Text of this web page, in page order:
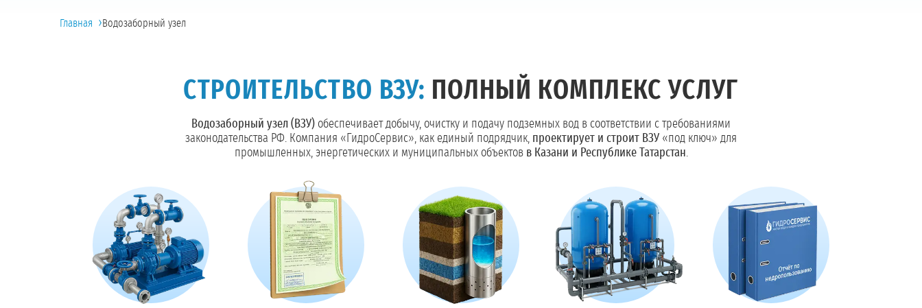
Главная ›Водозаборный узел
СТРОИТЕЛЬСТВО ВЗУ: ПОЛНЫЙ КОМПЛЕКС УСЛУГ
Водозаборный узел (ВЗУ) обеспечивает добычу, очистку и подачу подземных вод в соответствии с требованиями
законодательства РФ. Компания «ГидроСервис», как единый подрядчик, проектирует и строит ВЗУ «под ключ» для
промышленных, энергетических и муниципальных объектов в Казани и Республике Татарстан.
Предоставим полный пакет документов
Пригласить в тендер
Колл-центр на связи с 9:00 до 19:00
Перезвоните нам